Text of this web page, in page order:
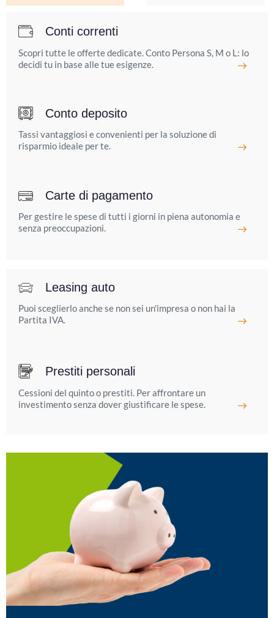
Conti correnti
Scopri tutte le offerte dedicate. Conto Persona S, M o L: lo
decidi tu in base alle tue esigenze.
Conto deposito
Tassi vantaggiosi e convenienti per la soluzione di
risparmio ideale per te.
Carte di pagamento
Per gestire le spese di tutti i giorni in piena autonomia e
senza preoccupazioni.
Leasing auto
Puoi sceglierlo anche se non sei un'impresa o non hai la
Partita IVA.
Prestiti personali
Cessioni del quinto o prestiti. Per affrontare un
investimento senza dover giustificare le spese.